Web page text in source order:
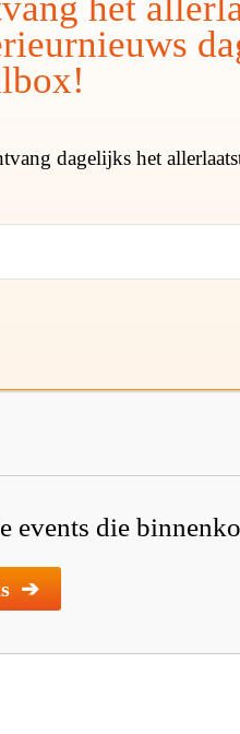
dagelijks het
events die
➔